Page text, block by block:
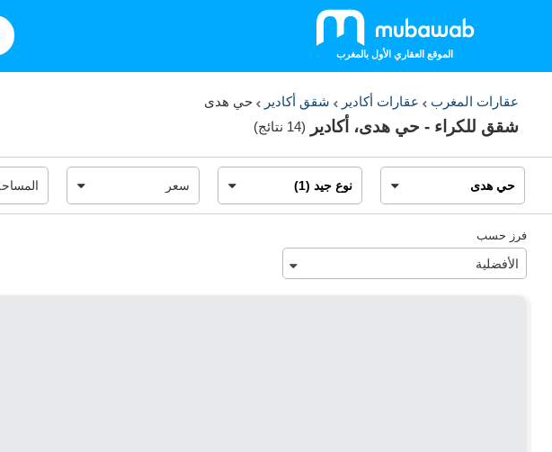
الموقع العقاري الأول بالمغرب
عقارات المغرب عقارات أكادير شقق أكادير حي هدى
شقق للكراء - حي هدى، أكادير (14 نتائج )
فرز حسب